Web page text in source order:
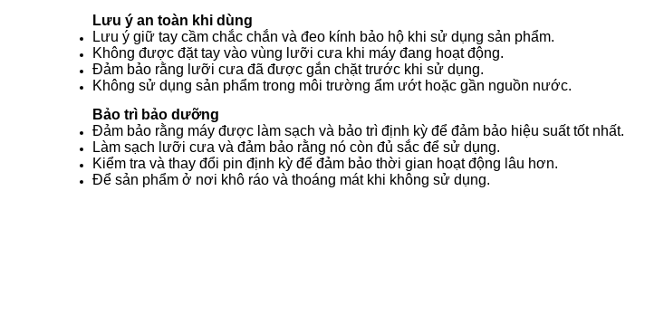
Lưu ý an toàn khi dùng
Lưu ý giữ tay cầm chắc chắn và đeo kính bảo hộ khi sử dụng sản phẩm.
Không được đặt tay vào vùng lưỡi cưa khi máy đang hoạt động.
Đảm bảo rằng lưỡi cưa đã được gắn chặt trước khi sử dụng.
Không sử dụng sản phẩm trong môi trường ẩm ướt hoặc gần nguồn nước.
Bảo trì bảo dưỡng
Đảm bảo rằng máy được làm sạch và bảo trì định kỳ để đảm bảo hiệu suất tốt nhất.
Làm sạch lưỡi cưa và đảm bảo rằng nó còn đủ sắc để sử dụng.
Kiểm tra và thay đổi pin định kỳ để đảm bảo thời gian hoạt động lâu hơn.
Để sản phẩm ở nơi khô ráo và thoáng mát khi không sử dụng.